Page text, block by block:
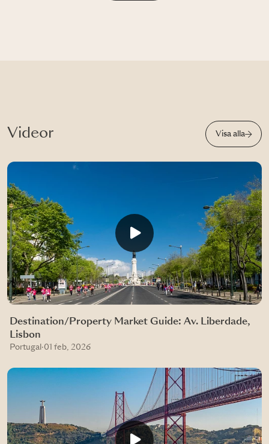
Videor Visa alla
Destination/Property Market Guide: Av. Liberdade,
Lisbon
Portugal ·01 feb, 2026